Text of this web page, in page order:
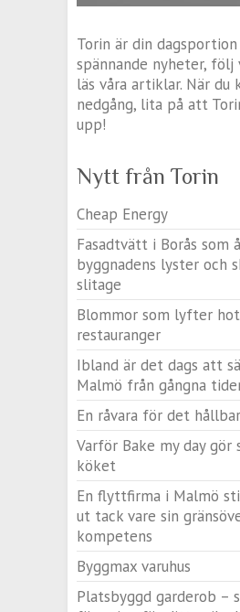
Torin är din dagsportion
spännande nyheter, följ
läs våra artiklar. När du
nedgång, lita på att
upp!
Nytt från Torin
Cheap Energy
Fasadtvätt i Borås som
byggnadens lyster och
slitage
Blommor som lyfter
restauranger
Ibland är det dags att
Malmö från gångna
En råvara för det
Varför Bake my day gör
köket
En flyttfirma i Malmö
ut tack vare sin
kompetens
Byggmax varuhus
Platsbyggd garderob –